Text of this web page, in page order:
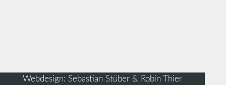
Webdesign: Sebastian Stüber & Robin Thier